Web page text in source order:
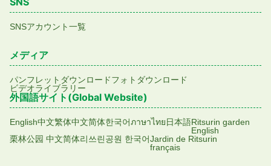
SNSアカウント一覧
メディア
パンフレットダウンロードフォトダウンロード
ビデオライブラリー
外国語サイト(Global Website)
English中文繁体中文简体한국어ภาษาไทย日本語Ritsurin garden
English
栗林公园 中文简体리쓰린공원 한국어Jardin de Ritsurin
français